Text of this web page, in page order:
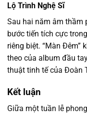
Lộ Trình Nghệ Sĩ
Sau hai năm âm thầm
bước tiến tích cực
riêng biệt. “Màn Đêm”
theo của album đầu
thuật tinh tế của Đoàn
Kết luận
Giữa một tuần lễ